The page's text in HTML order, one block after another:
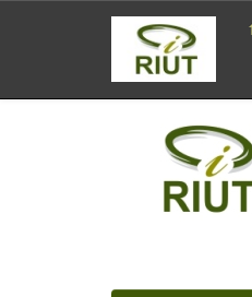
navigation